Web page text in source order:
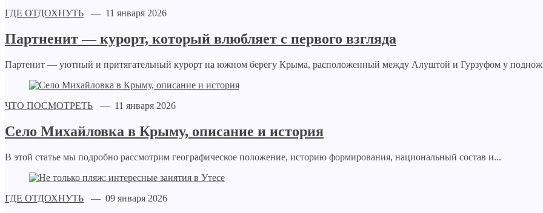
ГДЕ ОТДОХНУТЬ — 11 января 2026
Партненит — курорт, который влюбляет с первого взгляда
Партенит — уютный и притягательный курорт на южном берегу Крыма, расположенный между Алуштой и Гурзуфом у
ЧТО ПОСМОТРЕТЬ — 11 января 2026
Село Михайловка в Крыму, описание и история
В этой статье мы подробно рассмотрим географическое положение, историю формирования, национальный состав и...
ГДЕ ОТДОХНУТЬ — 09 января 2026